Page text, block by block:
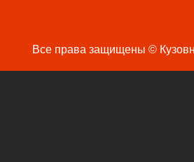
Все права защищены ©